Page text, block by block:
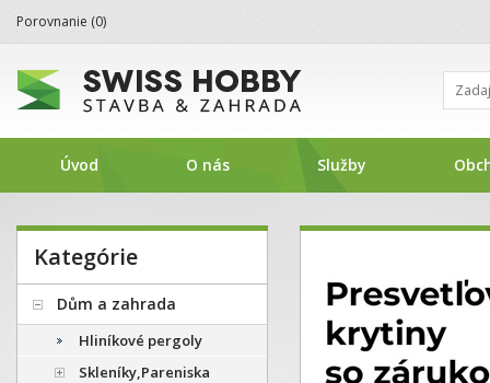
Kategórie
Dům a zahrada
Hliníkové pergoly
Skleníky,Pareniska
Porovnanie (0)
Úvod O nás Služby